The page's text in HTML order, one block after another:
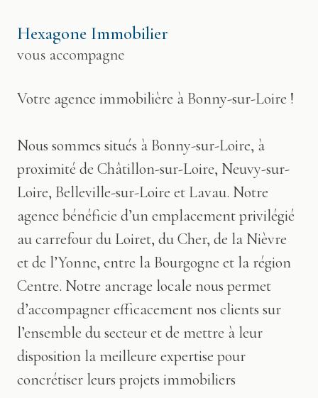
Hexagone Immobilier
vous accompagne
Votre agence immobilière à Bonny-sur-Loire !
Nous sommes situés à Bonny-sur-Loire, à
proximité de Châtillon-sur-Loire, Neuvy-sur-
Loire, Belleville-sur-Loire et Lavau. Notre
agence bénéficie d’un emplacement privilégié
au carrefour du Loiret, du Cher, de la Nièvre
et de l’Yonne, entre la Bourgogne et la région
Centre. Notre ancrage locale nous permet
d’accompagner efficacement nos clients sur
l’ensemble du secteur et de mettre à leur
disposition la meilleure expertise pour
concrétiser leurs projets immobiliers